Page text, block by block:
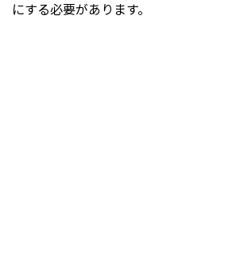
にする必要があります。